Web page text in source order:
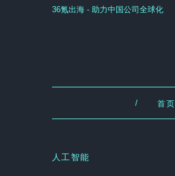
36氪出海 - 助力中国公司全球化
/ 首页
人工智能